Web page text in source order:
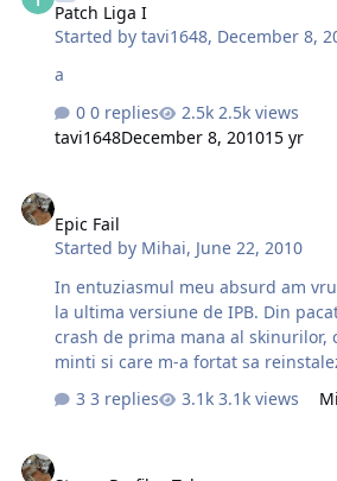
Patch Liga I
Started bytavi1648, December 8,
a
0 replies
2.5k views
tavi1648December 8, 201015 yr
Epic Fail
Started by Mihai, June 22, 2010
In entuziasmul meu absurd am
la ultima versiune de IPB. Din
crash de prima mana al skinurilor,
minti si care m-a fortat sa
de a porni upgradeul. Din nefericire, restaurarea a
3 replies 3.1k views